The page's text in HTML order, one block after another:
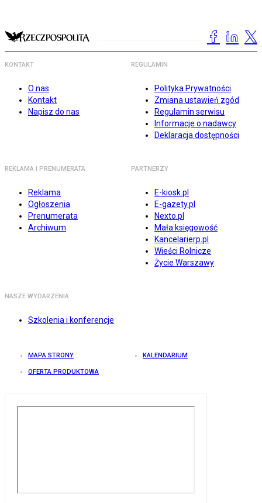
KONTAKT
O nas
Kontakt
Napisz do nas
REGULAMIN
Polityka Prywatności
Zmiana ustawień zgód
Regulamin serwisu
Informacje o nadawcy
Deklaracja dostępności
REKLAMA I PRENUMERATA
Reklama
Ogłoszenia
Prenumerata
Archiwum
PARTNERZY
E-kiosk.pl
E-gazety.pl
Nexto.pl
Mała księgowość
Kancelarierp.pl
Wieści Rolnicze
Życie Warszawy
NASZE WYDARZENIA
Szkolenia i konferencje
MAPA STRONY KALENDARIUM
OFERTA PRODUKTOWA